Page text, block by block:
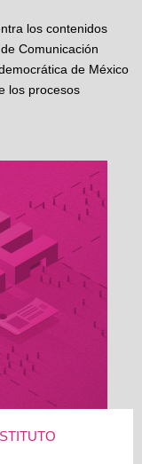
los contenidos
Comunicación
de México
los procesos